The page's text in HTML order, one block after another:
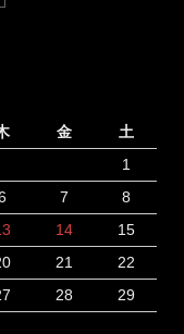
金
土
1
7
8
14
15
21
22
28
29